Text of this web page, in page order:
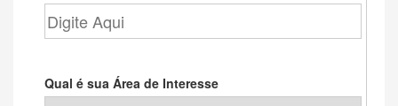
Qual é sua Área de Interesse